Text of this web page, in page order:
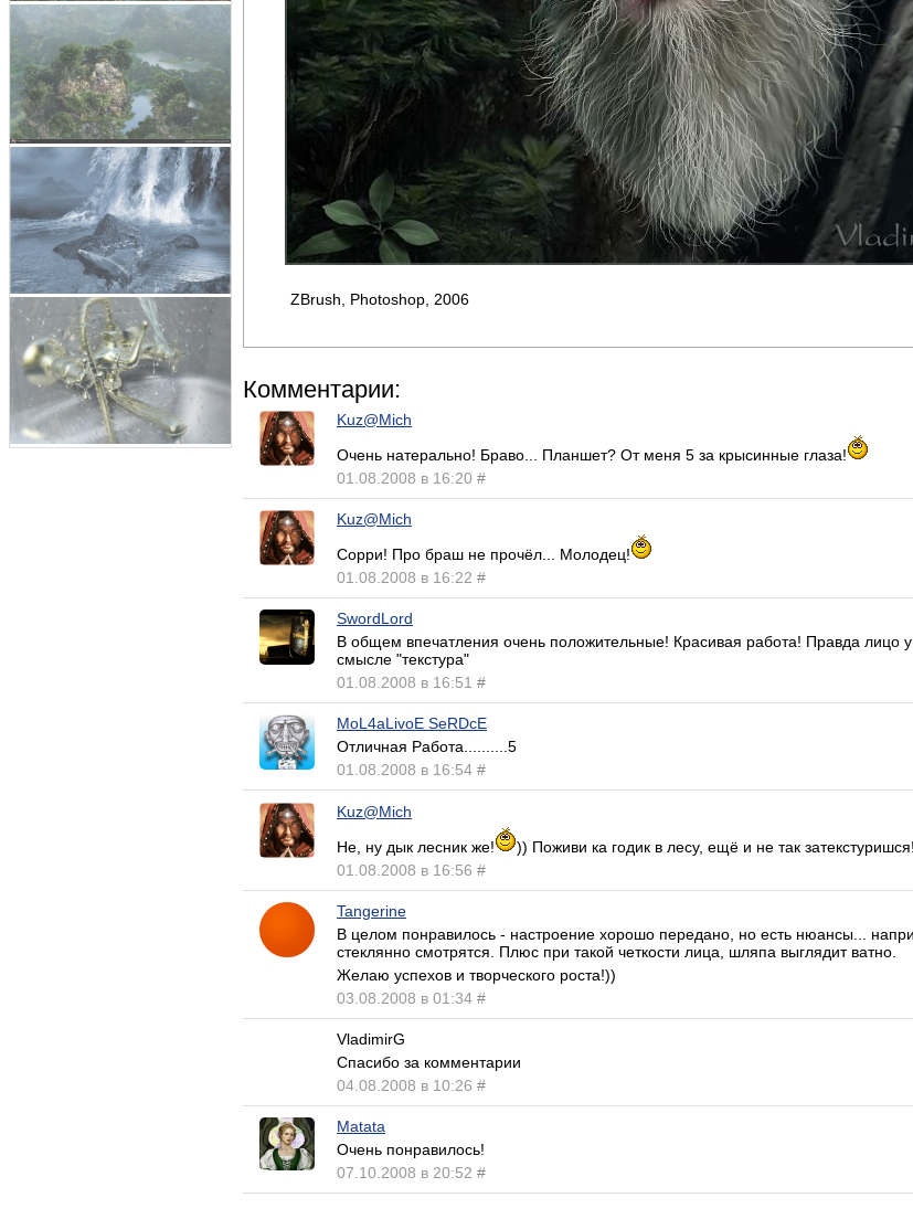
ZBrush, Photoshop, 2006
Комментарии:
Kuz@Mich
Очень натерально! Браво... Планшет? От меня 5 за крысинные глаза!
01.08.2008 в 16:20 #
Kuz@Mich
Сорри! Про браш не прочёл... Молодец!
01.08.2008 в 16:22 #
SwordLord
В общем впечатления очень положительные! Красивая работа! Правда лицо у
смысле "текстура"
01.08.2008 в 16:51 #
MoL4aLivoE SeRDcE
Отличная Работа..........5
01.08.2008 в 16:54 #
Kuz@Mich
Не, ну дык лесник же!
)) Поживи ка годик в лесу, ещё и не так
01.08.2008 в 16:56 #
Tangerine
В целом понравилось - настроение хорошо передано, но есть нюансы...
стеклянно смотрятся. Плюс при такой четкости лица, шляпа выглядит ватно.
Желаю успехов и творческого роста!))
03.08.2008 в 01:34 #
VladimirG
Спасибо за комментарии
04.08.2008 в 10:26 #
Matata
Очень понравилось!
07.10.2008 в 20:52 #